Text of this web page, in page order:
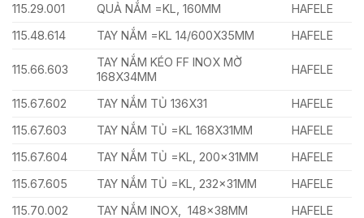
115.29.001
QUẢ NẮM =KL, 160MM
HAFELE
115.48.614
TAY NẮM =KL 14/600X35MM HAFELE
115.66.603
TAY NẮM KÉO FF INOX MỜ
168X34MM
HAFELE
115.67.602 TAY NẮM TỦ 136X31
HAFELE
115.67.603
TAY NẮM TỦ =KL 168X31MM
HAFELE
115.67.604
TAY NẮM TỦ =KL, 200x31MM
HAFELE
115.67.605
TAY NẮM TỦ =KL, 232x31MM
HAFELE
115.70.002
TAY NẮM INOX, 148x38MM
HAFELE